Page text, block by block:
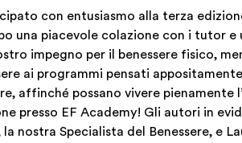
con entusiasmo alla terza
una piacevole colazione con i tutor e
impegno per il benessere fisico,
ai programmi pensati
affinché possano vivere pienamente
presso EF Academy! Gli autori in
nostra Specialista del Benessere, e